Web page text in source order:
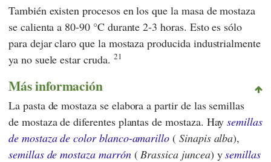
También existen procesos en los que la masa de mostaza
se calienta a 80-90 °C durante 2-3 horas. Esto es sólo
para dejar claro que la mostaza producida industrialmente
ya no suele estar cruda. 21
Más información
La pasta de mostaza se elabora a partir de las semillas
de mostaza de diferentes plantas de mostaza. Haysemillas
de mostaza de color blanco-amarillo ( Sinapis alba),
semillas de mostaza marrón( Brassica juncea) ysemillas